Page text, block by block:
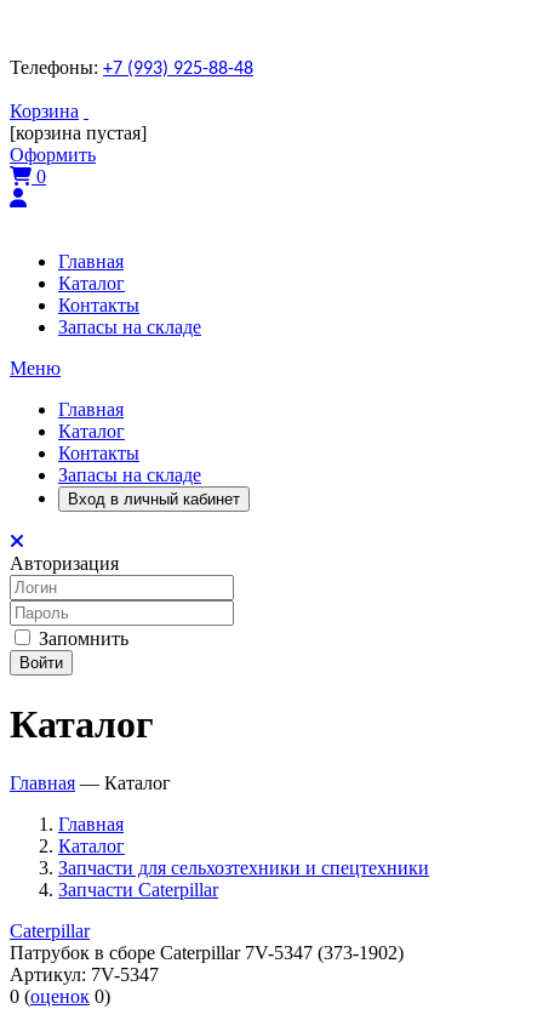
Телефоны: +7 (993) 925-88-48
Корзина
[корзина пустая]
Оформить
0
Главная
Каталог
Контакты
Запасы на складе
Меню
Главная
Каталог
Контакты
Запасы на складе
Вход в личный кабинет
Авторизация
Запомнить
Войти
Каталог
Главная — Каталог
Главная
Каталог
Запчасти для сельхозтехники и спецтехники
Запчасти Caterpillar
Caterpillar
Патрубок в сборе Caterpillar 7V-5347 (373-1902)
Артикул: 7V-5347
0 (оценок 0)